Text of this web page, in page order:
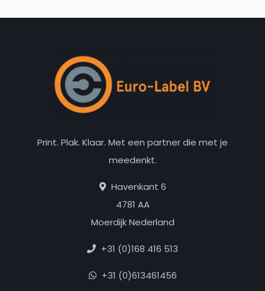
Print. Plak. Klaar. Met een partner die met je
meedenkt.
Havenkant 6
4781 AA
Moerdijk Nederland
+31 (0)168 416 513
+31 (0)613461456